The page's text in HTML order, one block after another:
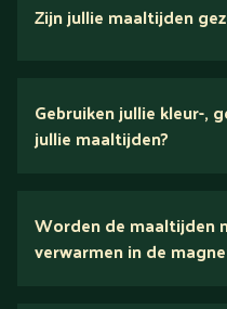
Zijn jullie maaltijden
Gebruiken jullie kleur-,
jullie maaltijden?
Worden de maaltijden
verwarmen in de